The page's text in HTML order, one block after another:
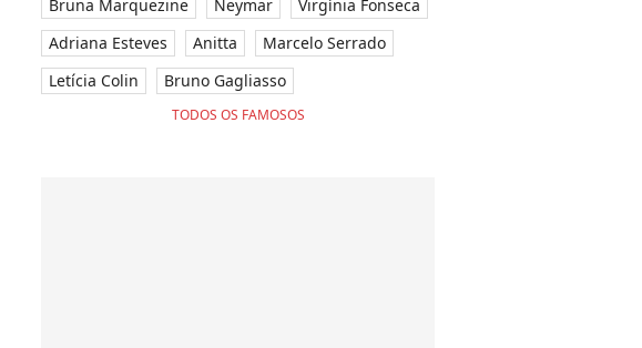
Bruna Marquezine Neymar
Virgínia Fonseca
Adriana Esteves
Anitta
Marcelo Serrado
Letícia Colin
Bruno Gagliasso
TODOS OS FAMOSOS